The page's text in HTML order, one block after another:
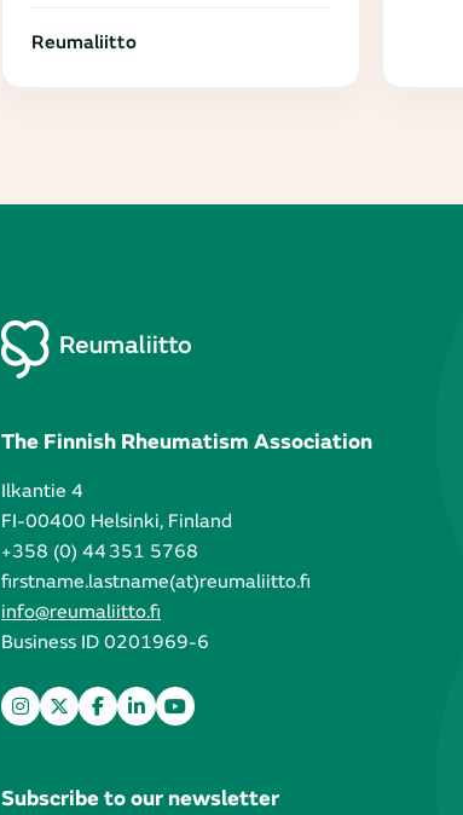
Reumaliitto
The Finnish Rheumatism Association
Ilkantie 4
FI-00400 Helsinki, Finland
+358 (0) 44 351 5768
firstname.lastname(at)reumaliitto.fi
info@reumaliitto.fi
Business ID 0201969-6
Subscribe to our newsletter